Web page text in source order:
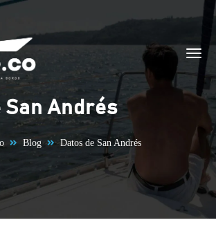
San Andrés
Blog Datos de San Andrés